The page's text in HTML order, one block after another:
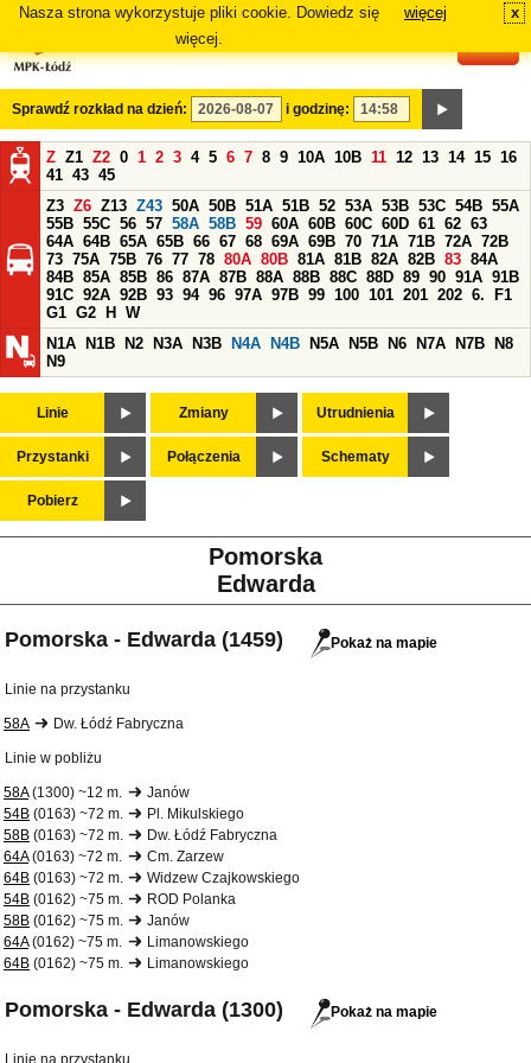
Nasza strona wykorzystuje pliki cookie. Dowiedz się
więcej.
więcej x
Sprawdź rozkład na dzień: i godzinę:
Z Z1 Z2 0 1 2 3 4 5 6 7 8 9 10A 10B 11 12 13 14 15 16
41 43 45
Z3 Z6 Z13 Z43 50A 50B 51A 51B 52 53A 53B 53C 54B 55A
55B 55C 56 57 58A 58B 59 60A 60B 60C 60D 61 62 63
64A 64B 65A 65B 66 67 68 69A 69B 70 71A 71B 72A 72B
73 75A 75B 76 77 78 80A 80B 81A 81B 82A 82B 83 84A
84B 85A 85B 86 87A 87B 88A 88B 88C 88D 89 90 91A 91B
91C 92A 92B 93 94 96 97A 97B 99 100 101 201 202 6.
F1
G1 G2 H
W
N1A
N1B N2 N3A N3B N4A N4B N5A N5B N6 N7A N7B
N8
N9
Linie Zmiany Utrudnienia
Przystanki Połączenia Schematy
Pobierz
Pomorska
Edwarda
Pomorska - Edwarda (1459) Pokaż na mapie
Linie na przystanku
58A Dw. Łódź Fabryczna
Linie w pobliżu
58A(1300) ~12 m.
Janów
54B (0163) ~72 m.
Pl. Mikulskiego
58B (0163) ~72 m.
Dw. Łódź Fabryczna
64A(0163) ~72 m.
Cm. Zarzew
64B (0163) ~72 m.
Widzew Czajkowskiego
54B (0162) ~75 m.
ROD Polanka
58B (0162) ~75 m.
Janów
64A(0162) ~75 m.
Limanowskiego
64B (0162) ~75 m. Limanowskiego
Pomorska - Edwarda (1300) Pokaż na mapie
Linie na przystanku